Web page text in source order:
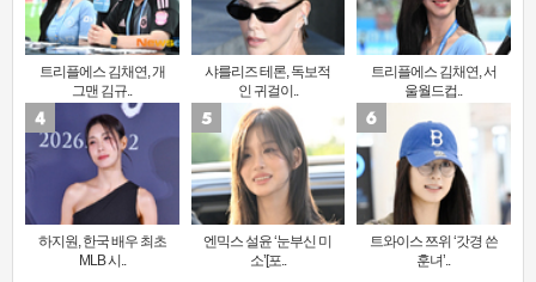
트리플에스 김채연, 개
그맨 김규..
샤를리즈 테론, 독보적
인 귀걸이..
트리플에스 김채연, 서
울월드컵..
하지원, 한국 배우 최초
MLB 시..
엔믹스 설윤 ‘눈부신 미
소’[포..
트와이스 쯔위 ‘갓경 쓴
훈녀’..